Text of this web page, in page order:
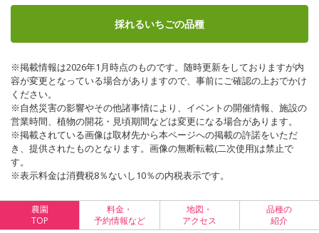
採れるいちごの品種
※掲載情報は2026年1月時点のものです。随時更新をしておりますが内
容が変更となっている場合がありますので、事前にご確認の上おでかけ
ください。
※自然災害の影響やその他諸事情により、イベントの開催情報、施設の
営業時間、植物の開花・見頃期間などは変更になる場合があります。
※掲載されている画像は取材先から本ページへの掲載の許諾をいただ
き、提供されたものとなります。画像の無断転載(二次使用)は禁止で
す。
※表示料金は消費税8％ないし10％の内税表示です。
農園
TOP
料金・
予約情報など
地図・
アクセス
品種の
紹介